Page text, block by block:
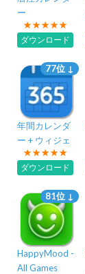
ー
ダウンロード
77位 ↓
年間カレンダ
ー + ウィジェ
ット
ダウンロード
81位 ↓
HappyMood -
All Games